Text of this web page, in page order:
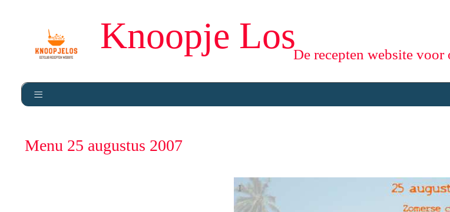
Knoopje LosDe recepten website voor
Menu 25 augustus 2007